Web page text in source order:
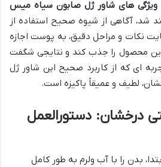
ویژگی های شاور ژل صابون سیاه میس
شد، آگاهی از شیوه صحیح استفاده از
نکات و مراحل دقیق، به پوست اجازه
این محصول را جذب کند و نتایجی شگفت
ای که از کاربرد صحیح این شاور ژل
لطیف و عمیقاً پاکیزه است.
درخشان: دستورالعمل
بدن را با آب ولرم به طور کامل